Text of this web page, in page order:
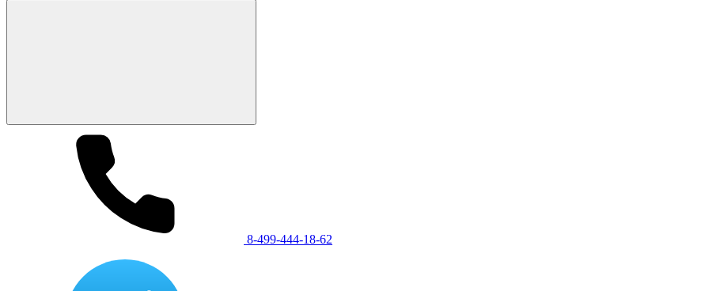
8-499-444-18-62